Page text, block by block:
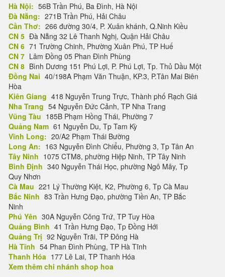
Hà Nội: 56B Trần Phú, Ba Đình, Hà Nội
Đà Nẵng: 271B Trần Phú, Hải Châu
Cần Thơ: 266 đường 30/4, P. Xuân khánh, Q.Ninh Kiều
CN 5 Đà Nẵng 32 Lê Thanh Nghị, Quận Hải Châu
CN 6 71 Trường Chinh, Phường Xuân Phú, TP Huế
CN 7 Lâm Đồng 05 Phan Đình Phùng
CN 8 Bình Dương 151 Phú Lợi, P. Phú Lợi, Tp. Thủ Dầu Một
Đồng Nai 40/198A Phạm Văn Thuận, KP.3, P.Tân Mai Biên
Hòa
Kiên Giang 418 Nguyễn Trung Trực, Thành phố Rạch Giá
Nha Trang 54 Nguyễn Đức Cảnh, TP Nha Trang
Vũng Tàu 185B Phạm Hồng Thái, Phường 7
Quảng Nam 61 Nguyễn Du, Tp Tam Kỳ
Vĩnh Long: 20/A2 Phạm Thái Bường
Long An: 163 Nguyễn Đình Chiểu, Phường 3, Tp Tân An
Tây Ninh 1075 CTM8, phường Hiệp Ninh, TP Tây Ninh
Bình Định 340 Nguyễn Thái Học, phường Ngô Mây, Tp
Quy Nhơn
Cà Mau 221 Lý Thường Kiệt, K2, Phường 6, Tp Cà Mau
Bắc Ninh 83 Trần Hưng Đạo, phường Tiền An, TP Bắc
Ninh
Phú Yên 30A Nguyễn Công Trứ, TP Tuy Hòa
Quảng Bình 41 Trần Hưng Đạo, Tp Đồng Hới
Quảng Trị 92 Nguyễn Trãi, TP Đông Hà
Hà Tĩnh 54 Phan Đình Phùng, TP Hà Tĩnh
Thanh Hóa 177 Lê Lai, TP Thanh Hóa
Xem thêm chi nhánh shop hoa